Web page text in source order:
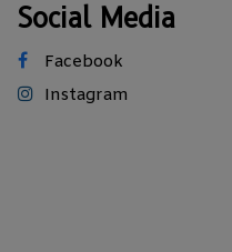
Social Media
Facebook
Instagram